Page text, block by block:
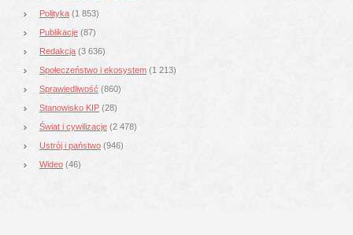
Polityka (1 853)
Publikacje (87)
Redakcja (3 636)
Społeczeństwo i ekosystem (1 213)
Sprawiedliwość (860)
Stanowisko KIP (28)
Świat i cywilizacje (2 478)
Ustrój i państwo (946)
Wideo (46)